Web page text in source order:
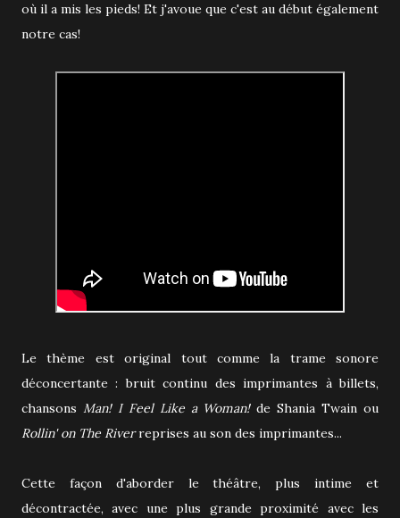
où il a mis les pieds! Et j'avoue que c'est au début également
notre cas!
Le thème est original tout comme la trame sonore
déconcertante : bruit continu des imprimantes à billets,
chansons Man! I Feel Like a Woman!de Shania Twain ou
Rollin' on The Riverreprises au son des imprimantes...
Cette façon d'aborder le théâtre, plus intime et
décontractée, avec une plus grande proximité avec les